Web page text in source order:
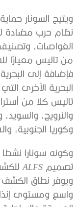
ويتيح السونار
نظام حرب مضادة
الغواصات،
من تاليس معيارًا
فإضافة إلى
البحرية الأخرى
تاليس كلا من
والنرويج، والسويد،
وكوريا الجنوبية،
وكونه سونارا
تصميم ALFS
ويوفر نطاق
واسع ومستوى